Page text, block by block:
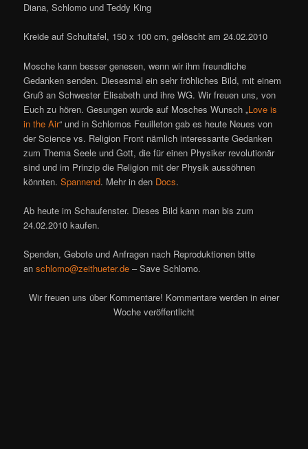
Diana, Schlomo und Teddy King
Kreide auf Schultafel, 150 x 100 cm, gelöscht am 24.02.2010
Mosche kann besser genesen, wenn wir ihm freundliche
Gedanken senden. Diesesmal ein sehr fröhliches Bild, mit einem
Gruß an Schwester Elisabeth und ihre WG. Wir freuen uns, von
Euch zu hören. Gesungen wurde auf Mosches Wunsch „Love is
in the Air“ und in Schlomos Feuilleton gab es heute Neues von
der Science vs. Religion Front nämlich interessante Gedanken
zum Thema Seele und Gott, die für einen Physiker revolutionär
sind und im Prinzip die Religion mit der Physik aussöhnen
könnten.Spannend. Mehr in den Docs.
Ab heute im Schaufenster. Dieses Bild kann man bis zum
24.02.2010 kaufen.
Spenden, Gebote und Anfragen nach Reproduktionen bitte
anschlomo@zeithueter.de – Save Schlomo.
Wir freuen uns über Kommentare! Kommentare werden in einer
Woche veröffentlicht